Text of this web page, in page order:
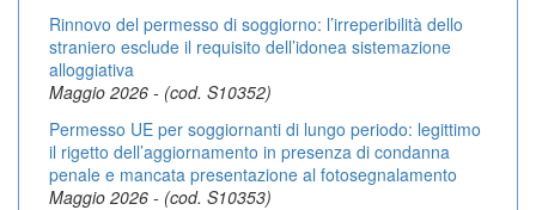
Rinnovo del permesso di soggiorno: l’irreperibilità dello
straniero esclude il requisito dell’idonea sistemazione
alloggiativa
Maggio 2026 - (cod. S10352)
Permesso UE per soggiornanti di lungo periodo: legittimo
il rigetto dell’aggiornamento in presenza di condanna
penale e mancata presentazione al fotosegnalamento
Maggio 2026 - (cod. S10353)